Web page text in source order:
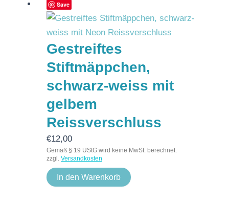
Save
Gestreiftes
Stiftmäppchen,
schwarz-weiss mit
gelbem
Reissverschluss
€12,00
Gemäß § 19 UStG wird keine MwSt. berechnet.
zzgl. Versandkosten
In den Warenkorb